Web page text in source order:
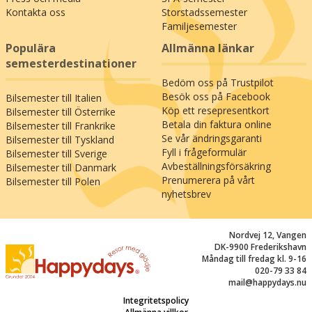
vandringsutflykter i de fågelrika
naturreservaten. Boka också en
sommarsemester i detta milda inlandsklimat, där
du under de varmaste sommardagarna kan bege
dig till Dierhagens vackra sandstrand (27 km) där
du kan solbada i timmar och ta svalkande dopp i
Östersjön. Året runt väntar härliga
semesterupplevelser i Mecklenburg-
Vorpommern!
Kontakta oss
Storstadssemester
Familjesemester
Populära
semesterdestinationer
Bilsemester till Italien
Bilsemester till Österrike
Bilsemester till Frankrike
Bilsemester till Tyskland
Bilsemester till Sverige
Bilsemester till Danmark
Bilsemester till Polen
Allmänna länkar
Bedöm oss på Trustpilot
Besök oss på Facebook
Köp ett resepresentkort
Betala din faktura online
Se vår ändringsgaranti
Fyll i frågeformulär
Avbeställningsförsäkring
Prenumerera på vårt
nyhetsbrev
Nordvej 12, Vangen
DK-9900 Frederikshavn
Måndag till fredag kl. 9-16
020-79 33 84
mail@happydays.nu
Integritetspolicy